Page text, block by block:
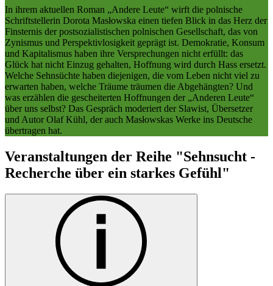
In ihrem aktuellen Roman „Andere Leute“ wirft die polnische
Schriftstellerin Dorota Masłowska einen tiefen Blick in das Herz der
Finsternis der postsozialistischen polnischen Gesellschaft, das von
Zynismus und Perspektivlosigkeit geprägt ist. Demokratie, Konsum
und Kapitalismus haben ihre Versprechungen nicht erfüllt: das
Glück hat nicht Einzug gehalten, Hoffnung wird durch Hass ersetzt.
Welche Sehnsüchte haben diejenigen, die vom Leben nicht viel zu
erwarten haben, welche Träume träumen die Abgehängten? Und
was erzählen die gescheiterten Hoffnungen der „Anderen Leute“
über uns selbst? Das Gespräch moderiert der Slawist, Übersetzer
und Autor Olaf Kühl, der auch Masłowskas Werke ins Deutsche
übertragen hat.
Veranstaltungen der Reihe "Sehnsucht -
Recherche über ein starkes Gefühl"